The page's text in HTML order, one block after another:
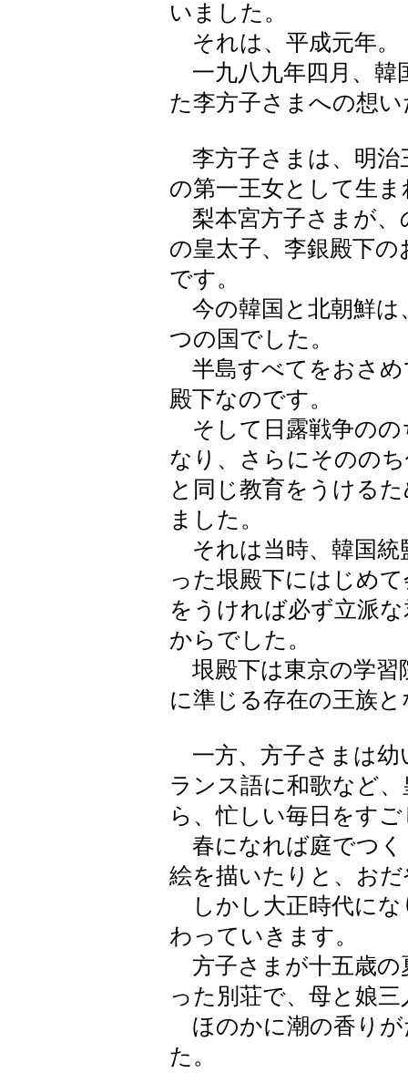
いました。
それは、平成元年。
一九八九年四月、韓
た李方子さまへの想
李方子さまは、明治
の第一王女として生
梨本宮方子さまが、
の皇太子、李銀殿下
です。
今の韓国と北朝鮮は
つの国でした。
半島すべてをおさめ
殿下なのです。
そして日露戦争のの
なり、さらにそのの
と同じ教育をうける
ました。
それは当時、韓国統
った垠殿下にはじめ
をうければ必ず立派
からでした。
垠殿下は東京の学習
に準じる存在の王族
一方、方子さまは幼
ランス語に和歌など
ら、忙しい毎日をす
春になれば庭でつく
絵を描いたりと、お
しかし大正時代にな
わっていきます。
方子さまが十五歳の
った別荘で、母と娘
ほのかに潮の香りが
た。